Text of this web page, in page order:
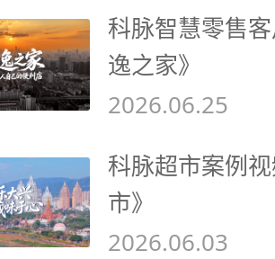
科脉智慧零售
逸之家》
2026.06.25
科脉超市案例
市》
2026.06.03